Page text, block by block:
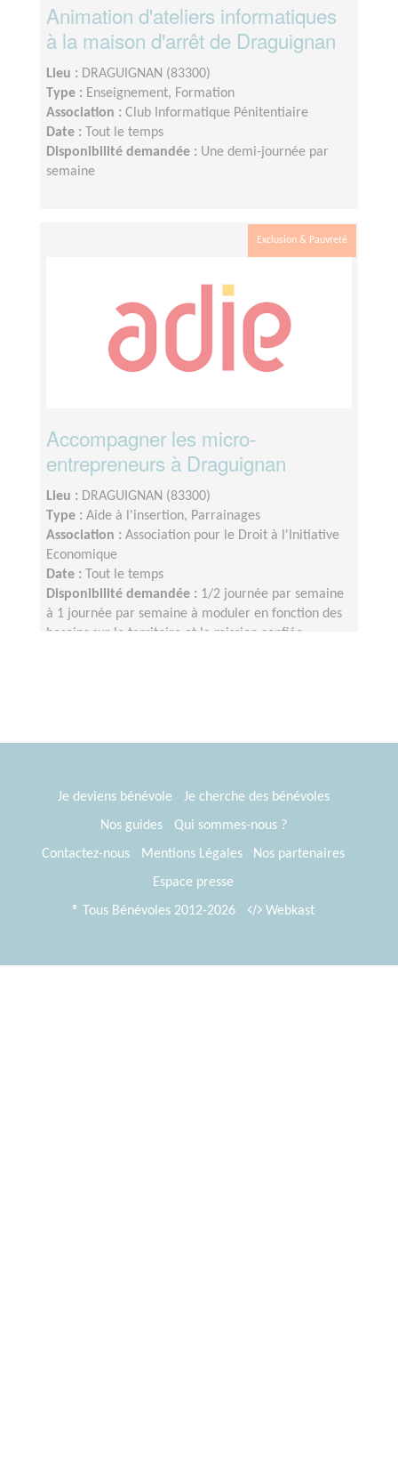
Animation d'ateliers informatiques
à la maison d'arrêt de Draguignan
Lieu : DRAGUIGNAN (83300)
Type : Enseignement, Formation
Association : Club Informatique Pénitentiaire
Date :
Tout le temps
Disponibilité demandée : Une demi-journée par
semaine
Exclusion & Pauvreté
Accompagner les micro-
entrepreneurs à Draguignan
Lieu : DRAGUIGNAN (83300)
Type : Aide à l'insertion, Parrainages
Association : Association pour le Droit à l'Initiative
Economique
Date :
Tout le temps
Disponibilité demandée : 1/2 journée par semaine
à 1 journée par semaine à moduler en fonction des
besoins sur le territoire et la mission confiée.
Je deviens bénévole
Je cherche des bénévoles
Nos guides
Qui sommes-nous ?
Contactez-nous
Mentions Légales
Nos partenaires
Espace presse
® Tous Bénévoles 2012-2026
Webkast